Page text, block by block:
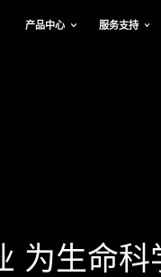
产品中心 服务支持
为生命科